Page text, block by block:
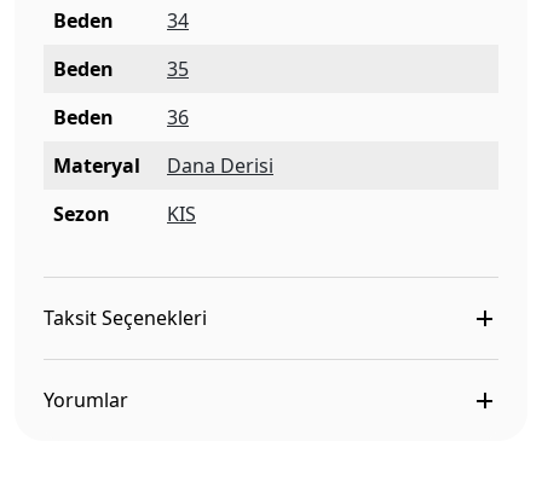
Beden
34
Beden
35
Beden
36
Materyal
Dana Derisi
Sezon
KIS
Taksit Seçenekleri
Yorumlar